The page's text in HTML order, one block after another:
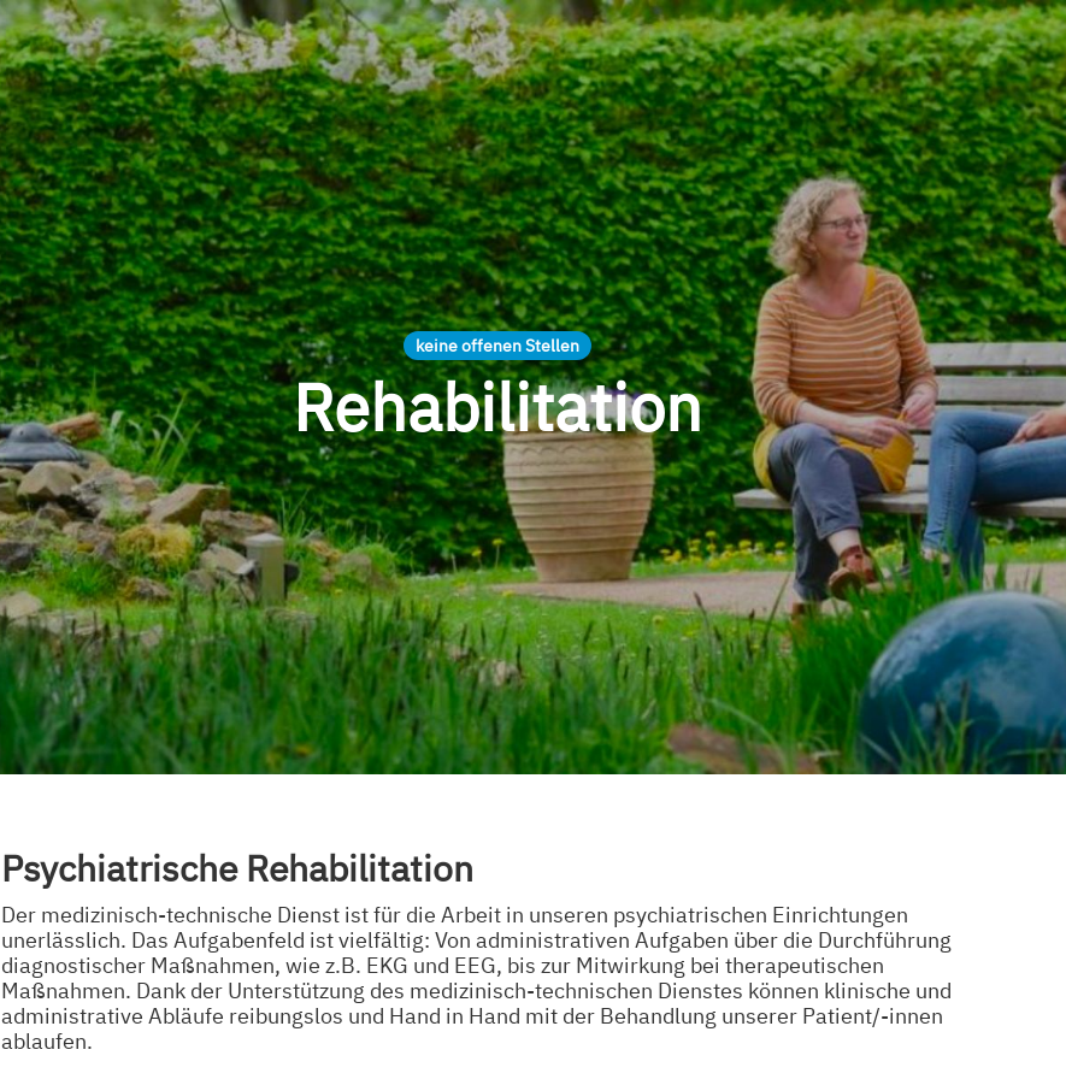
keine offenen Stellen
Rehabilitation
Psychiatrische Rehabilitation
Der medizinisch-technische Dienst ist für die Arbeit in unseren psychiatrischen Einrichtungen
unerlässlich. Das Aufgabenfeld ist vielfältig: Von administrativen Aufgaben über die Durchführung
diagnostischer Maßnahmen, wie z.B. EKG und EEG, bis zur Mitwirkung bei therapeutischen
Maßnahmen. Dank der Unterstützung des medizinisch-technischen Dienstes können klinische und
administrative Abläufe reibungslos und Hand in Hand mit der Behandlung unserer Patient/-innen
ablaufen.